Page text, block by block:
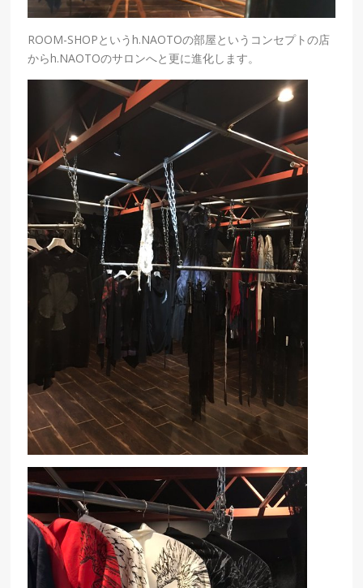
ROOM-SHOPというh.NAOTOの部屋というコンセプトの店
からh.NAOTOのサロンへと更に進化します。